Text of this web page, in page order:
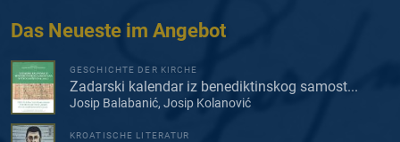
Das Neueste im Angebot
GESCHICHTE DER KIRCHE
Zadarski kalendar iz benediktinskog samost...
Josip Balabanić, Josip Kolanović
KROATISCHE LITERATUR